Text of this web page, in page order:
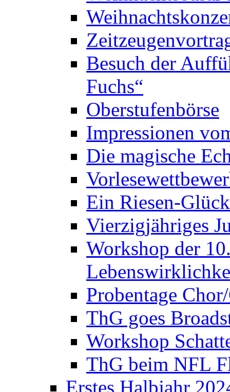
Besuch der
Fuchs“
Oberstufenbörse
Impressionen
Die magische
Ein Riesen-
Vierzigjähriges
Workshop der
Probentage
ThG goes
Workshop
ThG beim NFL
Erstes Halbjahr